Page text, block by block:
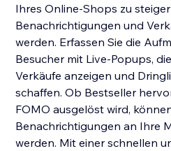
Ihres Online-Shops zu
Benachrichtigungen und
werden. Erfassen Sie die
Besucher mit Live-Popups,
Verkäufe anzeigen und
schaffen. Ob Bestseller
FOMO ausgelöst wird,
Benachrichtigungen an Ihre
werden. Mit einer schnellen